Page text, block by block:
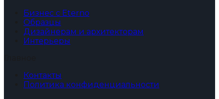
Бизнес с Eterno
Образцы
Дизайнерам и архитекторам
Интерьеры
Контакты
Политика конфиденциальности